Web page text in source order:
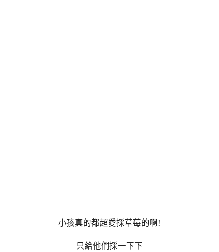
小孩真的都超愛採草莓的啊!
只給他們採一下下